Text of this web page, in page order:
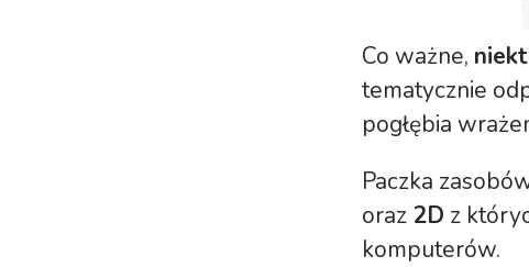
Co ważne,
tematycznie
pogłębia
Paczka
oraz 2D z
komputerów.